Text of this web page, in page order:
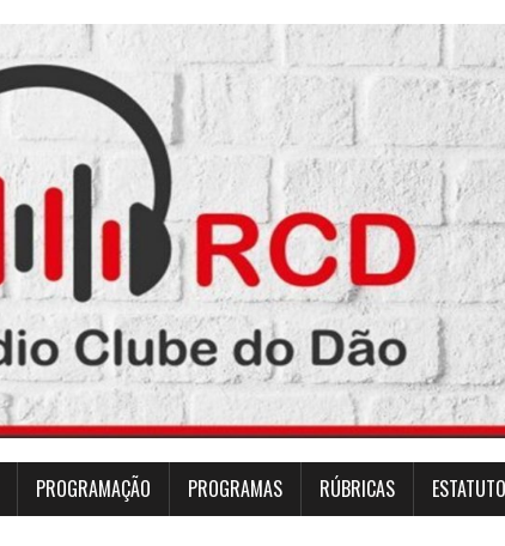
PROGRAMAÇÃO PROGRAMAS RÚBRICAS